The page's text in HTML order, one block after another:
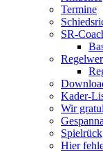
Termine
SR-
Kader-
Wir
Hier